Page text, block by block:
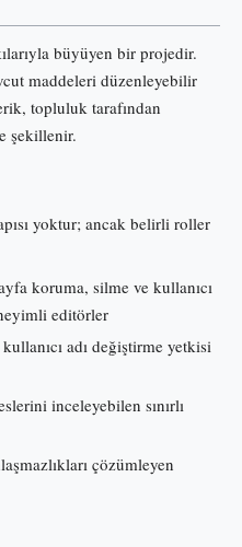
büyüyen bir projedir.
maddeleri düzenleyebilir
topluluk tarafından
şekillenir.
yoktur; ancak belirli roller
koruma, silme ve kullanıcı
editörler
adı değiştirme yetkisi
inceleyebilen sınırlı
çözümleyen